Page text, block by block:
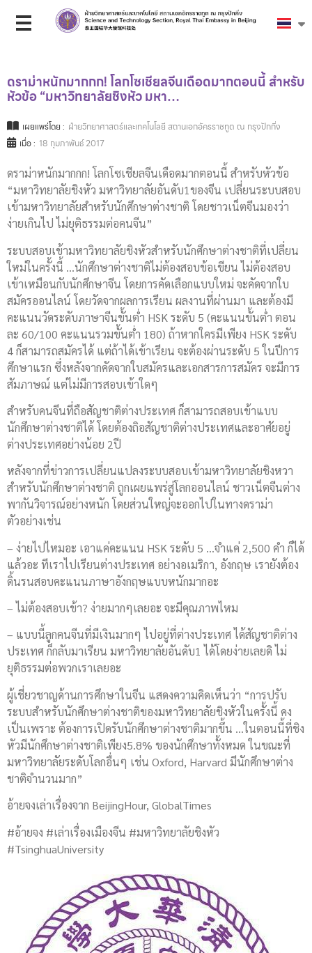
ดราม่าหนักมากกก! โลกโซเชียลจีนเดือดมากตอนนี้ สำหรับ
หัวข้อ “มหาวิทยาลัยชิงหัว มหา…
เผยแพร่โดย : ฝ่ายวิทยาศาสตร์และเทคโนโลยี สถานเอกอัครราชทูต ณ กรุงปักกิ่ง
เมื่อ : 18 กุมภาพันธ์ 2017
ดราม่าหนักมากกก! โลกโซเชียลจีนเดือดมากตอนนี้ สำหรับหัวข้อ
“มหาวิทยาลัยชิงหัว มหาวิทยาลัยอันดับ1ของจีน เปลี่ยนระบบสอบ
เข้ามหาวิทยาลัยสำหรับนักศึกษาต่างชาติ โดยชาวเน็ตจีนมองว่า
ง่ายเกินไป ไม่ยุติธรรมต่อคนจีน”
ระบบสอบเข้ามหาวิทยาลัยชิงหัวสำหรับนักศึกษาต่างชาติที่เปลี่ยน
ใหม่ในครั้งนี้ …นักศึกษาต่างชาติไม่ต้องสอบข้อเขียน ไม่ต้องสอบ
เข้าเหมือนกับนักศึกษาจีน โดยการคัดเลือกแบบใหม่ จะคัดจากใบ
สมัครออนไลน์ โดยวัดจากผลการเรียน ผลงานที่ผ่านมา และต้องมี
คะแนนวัดระดับภาษาจีนขั้นต่ำ HSK ระดับ 5 (คะแนนขั้นต่ำ ตอน
ละ 60/100 คะแนนรวมขั้นต่ำ 180) ถ้าหากใครมีเพียง HSK ระดับ
4 ก็สามารถสมัครได้ แต่ถ้าได้เข้าเรียน จะต้องผ่านระดับ 5 ในปีการ
ศึกษาแรก ซึ่งหลังจากคัดจากใบสมัครและเอกสารการสมัคร จะมีการ
สัมภาษณ์ แต่ไม่มีการสอบเข้าใดๆ
สำหรับคนจีนที่ถือสัญชาติต่างประเทศ ก็สามารถสอบเข้าแบบ
นักศึกษาต่างชาติได้ โดยต้องถิอสัญชาติต่างประเทศและอาศัยอยู่
ต่างประเทศอย่างน้อย 2ปี
หลังจากที่ข่าวการเปลี่ยนแปลงระบบสอบเข้ามหาวิทยาลัยชิงหวา
สำหรับนักศึกษาต่างชาติ ถูกเผยแพร่สู่โลกออนไลน์ ชาวเน็ตจีนต่าง
พากันวิจารณ์อย่างหนัก โดยส่วนใหญ่จะออกไปในทางดราม่า
ตัวอย่างเช่น
– ง่ายไปไหมอะ เอาแค่คะแนน HSK ระดับ 5 …จำแค่ 2,500 คำ ก็ได้
แล้วอะ ทีเราไปเรียนต่างประเทศ อย่างอเมริกา, อังกฤษ เรายังต้อง
ดิ้นรนสอบคะแนนภาษาอังกฤษแบบหนักมากอะ
– ไม่ต้องสอบเข้า? ง่ายมากๆเลยอะ จะมีคุณภาพไหม
– แบบนี้ลูกคนจีนที่มีเงินมากๆ ไปอยู่ที่ต่างประเทศ ได้สัญชาติต่าง
ประเทศ ก็กลับมาเรียน มหาวิทยาลัยอันดับ1 ได้โดยง่ายเลยดิ ไม่
ยุติธรรมต่อพวกเราเลยอะ
ผู้เชี่ยวชาญด้านการศึกษาในจีน แสดงความคิดเห็นว่า “การปรับ
ระบบสำหรับนักศึกษาต่างชาติของมหาวิทยาลัยชิงหัวในครั้งนี้ คง
เป็นเพราะ ต้องการเปิดรับนักศึกษาต่างชาติมากขึ้น …ในตอนนี้ที่ชิง
หัวมีนักศึกษาต่างชาติเพียง5.8% ของนักศึกษาทั้งหมด ในขณะที่
มหาวิทยาลัยระดับโลกอื่นๆ เช่น Oxford, Harvard มีนักศึกษาต่าง
ชาติจำนวนมาก”
อ้ายจงเล่าเรื่องจาก BeijingHour, GlobalTimes
#อ้ายจง #เล่าเรื่องเมืองจีน #มหาวิทยาลัยชิงหัว
#TsinghuaUniversity